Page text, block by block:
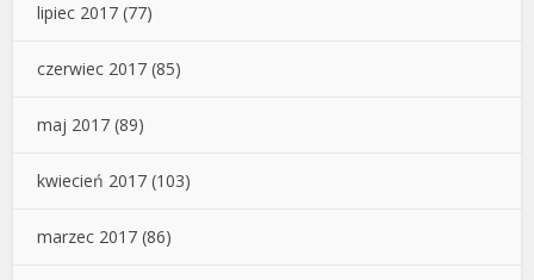
lipiec 2017 (77)
czerwiec 2017 (85)
maj 2017 (89)
kwiecień 2017 (103)
marzec 2017 (86)